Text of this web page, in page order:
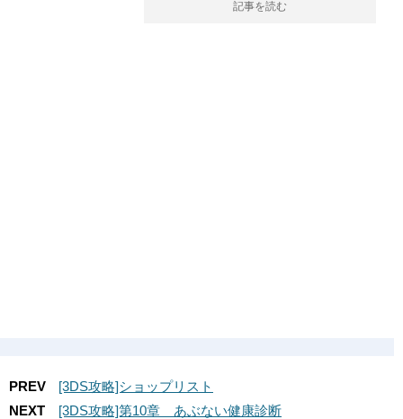
記事を読む
PREV
[3DS攻略]ショップリスト
NEXT
[3DS攻略]第10章 あぶない健康診断